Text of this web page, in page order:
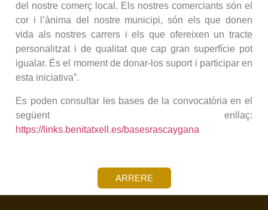
del nostre comerç local. Els nostres comerciants són el
cor i l’ànima del nostre municipi, són els que donen
vida als nostres carrers i els que ofereixen un tracte
personalitzat i de qualitat que cap gran superfície pot
igualar. És el moment de donar-los suport i participar en
esta iniciativa”.
Es poden consultar les bases de la convocatòria en el
següent enllaç:
https://links.benitatxell.es/basesrascaygana
ARRERE